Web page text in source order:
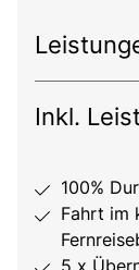
Inkl.
100%
Fahrt im
5 x